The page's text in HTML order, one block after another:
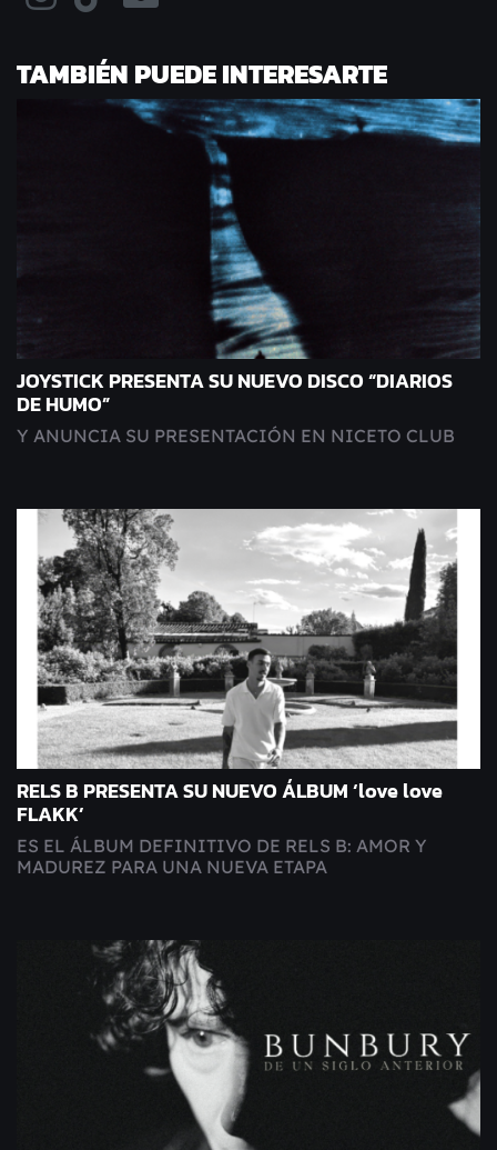
TAMBIÉN PUEDE INTERESARTE
JOYSTICK PRESENTA SU NUEVO DISCO “DIARIOS
DE HUMO”
Y ANUNCIA SU PRESENTACIÓN EN NICETO CLUB
RELS B PRESENTA SU NUEVO ÁLBUM ‘love love
FLAKK’
ES EL ÁLBUM DEFINITIVO DE RELS B: AMOR Y
MADUREZ PARA UNA NUEVA ETAPA